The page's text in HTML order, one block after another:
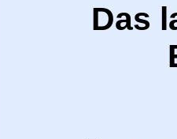
Das